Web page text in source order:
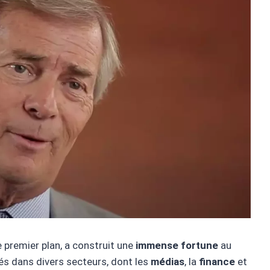
plan, a construit une immense fortune au
dans divers secteurs, dont les médias, la finance et